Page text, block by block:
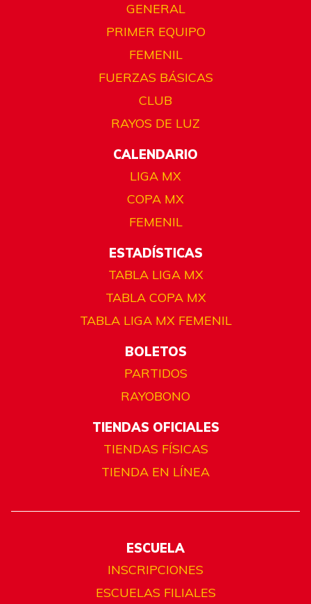
GENERAL
PRIMER EQUIPO
FEMENIL
FUERZAS BÁSICAS
CLUB
RAYOS DE LUZ
CALENDARIO
LIGA MX
COPA MX
FEMENIL
ESTADÍSTICAS
TABLA LIGA MX
TABLA COPA MX
TABLA LIGA MX FEMENIL
BOLETOS
PARTIDOS
RAYOBONO
TIENDAS OFICIALES
TIENDAS FÍSICAS
TIENDA EN LÍNEA
ESCUELA
INSCRIPCIONES
ESCUELAS FILIALES